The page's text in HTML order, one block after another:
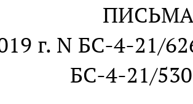
г. N БС-4-21/
БС-4-21/